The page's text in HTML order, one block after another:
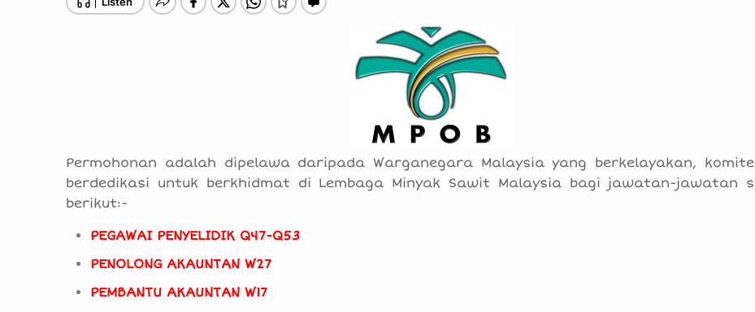
Permohonan adalah dipelawa daripada Warganegara Malaysia yang berkelayakan,
berdedikasi untuk berkhidmat di Lembaga Minyak Sawit Malaysia bagi jawatan-jawatan
berikut:-
PEGAWAI PENYELIDIK Q47-Q53
PENOLONG AKAUNTAN W27
PEMBANTU AKAUNTAN W17